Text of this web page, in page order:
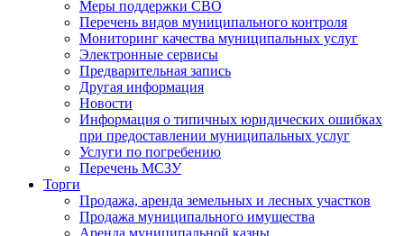
Меры поддержки СВО
Перечень видов муниципального контроля
Мониторинг качества муниципальных услуг
Электронные сервисы
Предварительная запись
Другая информация
Новости
Информация о типичных юридических ошибках
при предоставлении муниципальных услуг
Услуги по погребению
Перечень МСЗУ
Торги
Продажа, аренда земельных и лесных участков
Продажа муниципального имущества
Аренда муниципальной казны